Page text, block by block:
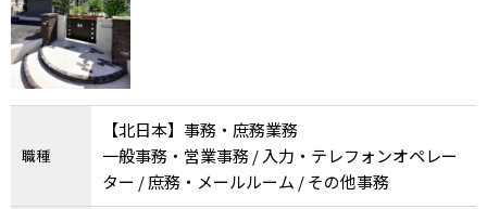
職種
【北日本】事務・庶務業務
一般事務・営業事務 / 入力・テレフォンオペレー
ター / 庶務・メールルーム / その他事務